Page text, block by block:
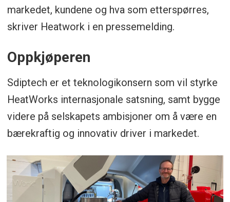
markedet, kundene og hva som etterspørres,
skriver Heatwork i en pressemelding.
Oppkjøperen
Sdiptech er et teknologikonsern som vil styrke
HeatWorks internasjonale satsning, samt bygge
videre på selskapets ambisjoner om å være en
bærekraftig og innovativ driver i markedet.